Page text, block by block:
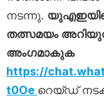
നടന്നു.
തത്സമയം
അംഗമാകുക
https://
t0Oe റെയ്ഡ്